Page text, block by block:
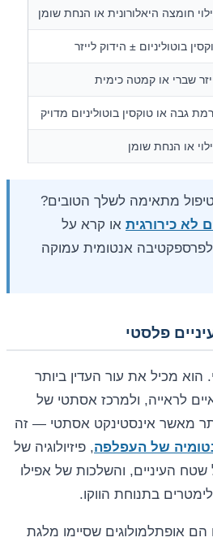
חומצה היאלורונית או הנחת שומן
בוטוליניום ± הידוק לייזר
שברי או קמטה כימית
גבה או טוקסין בוטוליניום מדויק
או הנחת שומן
מתאימה לשלך הטובים?
לא כירורגית או קרא על
לפרספקטיבה אנטומית עמוקה
פלסטי
הוא מכיל את עור העדין ביותר
לראייה, ולמרכז אסתטי של
מאשר אינסטינקט אסתטי — זה
של העפלפה, פיזיולוגיה של
העיניים, והשלכות של אפילו
בתנוחת הווקו.
הם אופתלמולוגים שסיימו מלגת